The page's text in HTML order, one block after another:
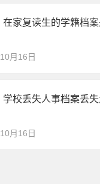
在家复读生的学籍档案
10月16日
学校丢失人事档案丢失
10月16日